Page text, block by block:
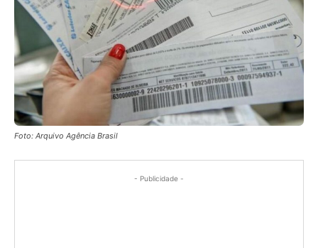
Foto: Arquivo Agência Brasil
- Publicidade -